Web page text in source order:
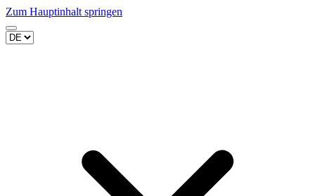
Zum Hauptinhalt springen